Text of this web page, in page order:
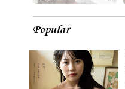
Popular